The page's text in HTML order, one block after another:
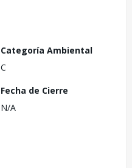
Categoría Ambiental
C
Fecha de Cierre
N/A